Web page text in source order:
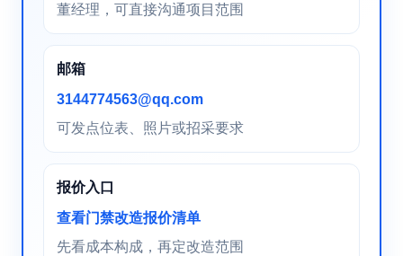
董经理，可直接沟通项目范围
邮箱
3144774563@qq.com
可发点位表、照片或招采要求
报价入口
查看门禁改造报价清单
先看成本构成，再定改造范围